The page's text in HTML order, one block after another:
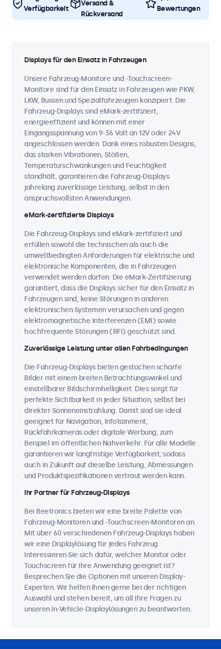
Verfügbarkeit
Versand &
Rückversand
Bewertungen
Displays für den Einsatz in Fahrzeugen
Unsere Fahrzeug-Monitore und -Touchscreen-
Monitore sind für den Einsatz in Fahrzeugen wie PKW,
LKW, Bussen und Spezialfahrzeugen konzipiert. Die
Fahrzeug-Displays sind eMark-zertifiziert,
energieeffizient und können mit einer
Eingangsspannung von 9-36 Volt an 12V oder 24V
angeschlossen werden. Dank eines robusten Designs,
das starken Vibrationen, Stößen,
Temperaturschwankungen und Feuchtigkeit
standhält, garantieren die Fahrzeug-Displays
jahrelang zuverlässige Leistung, selbst in den
anspruchsvollsten Anwendungen.
eMark-zertifizierte Displays
Die Fahrzeug-Displays sind eMark-zertifiziert und
erfüllen sowohl die technischen als auch die
umweltbedingten Anforderungen für elektrische und
elektronische Komponenten, die in Fahrzeugen
verwendet werden dürfen. Die eMark-Zertifizierung
garantiert, dass die Displays sicher für den Einsatz in
Fahrzeugen sind, keine Störungen in anderen
elektronischen Systemen verursachen und gegen
elektromagnetische Interferenzen (EMI) sowie
hochfrequente Störungen (RFI) geschützt sind.
Zuverlässige Leistung unter allen Fahrbedingungen
Die Fahrzeug-Displays bieten gestochen scharfe
Bilder mit einem breiten Betrachtungswinkel und
einstellbarer Bildschirmhelligkeit. Dies sorgt für
perfekte Sichtbarkeit in jeder Situation, selbst bei
direkter Sonneneinstrahlung. Damit sind sie ideal
geeignet für Navigation, Infotainment,
Rückfahrkameras oder digitale Werbung, zum
Beispiel im öffentlichen Nahverkehr. Für alle Modelle
garantieren wir langfristige Verfügbarkeit, sodass
auch in Zukunft auf dieselbe Leistung, Abmessungen
und Produktspezifikationen vertraut werden kann.
Ihr Partner für Fahrzeug-Displays
Bei Beetronics bieten wir eine breite Palette von
Fahrzeug-Monitoren und -Touchscreen-Monitoren an.
Mit über 60 verschiedenen Fahrzeug-Displays haben
wir eine Displaylösung für jedes Fahrzeug.
Interessieren Sie sich dafür, welcher Monitor oder
Touchscreen für Ihre Anwendung geeignet ist?
Besprechen Sie die Optionen mit unseren Display-
Experten. Wir helfen Ihnen gerne bei der richtigen
Auswahl und stehen bereit, um all Ihre Fragen zu
unseren In-Vehicle-Displaylösungen zu beantworten.